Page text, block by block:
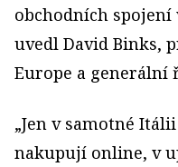
obchodních spojení
uvedl David Binks,
Europe a generální
„Jen v samotné
nakupují online, v